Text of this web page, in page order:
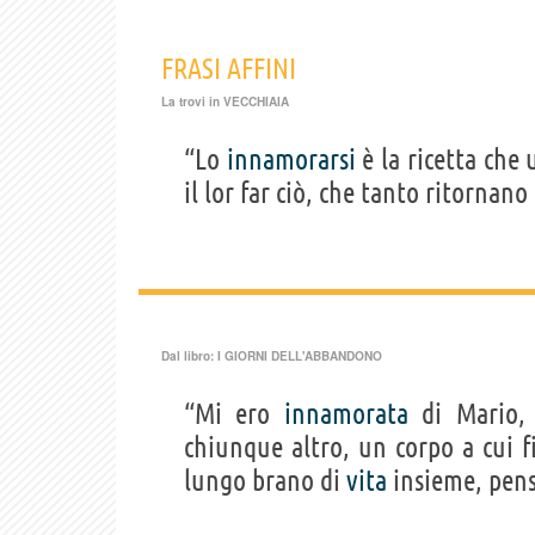
FRASI AFFINI
La trovi in VECCHIAIA
“Lo innamorarsi è la ricetta che
il lor far ciò, che tanto ritornano
Dal libro: I GIORNI DELL'ABBANDONO
“Mi ero innamorata di
chiunque altro, un corpo a cui
lungo brano di vita insieme,